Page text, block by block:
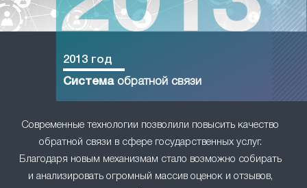
Современные технологии позволили повысить качество
обратной связи в сфере государственных услуг.
Благодаря новым механизмам стало возможно собирать
и анализировать огромный массив оценок и отзывов,
2013 год
Системаобратной связи